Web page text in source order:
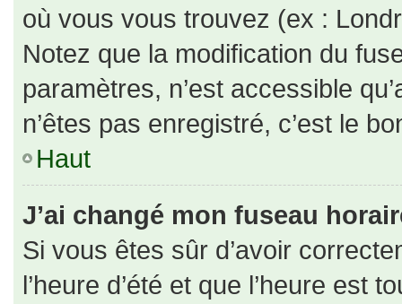
où vous vous trouvez (ex :
Notez que la modification du
paramètres, n’est accessible
n’êtes pas enregistré, c’est le
Haut
J’ai changé mon fuseau
Si vous êtes sûr d’avoir
l’heure d’été et que l’heure est